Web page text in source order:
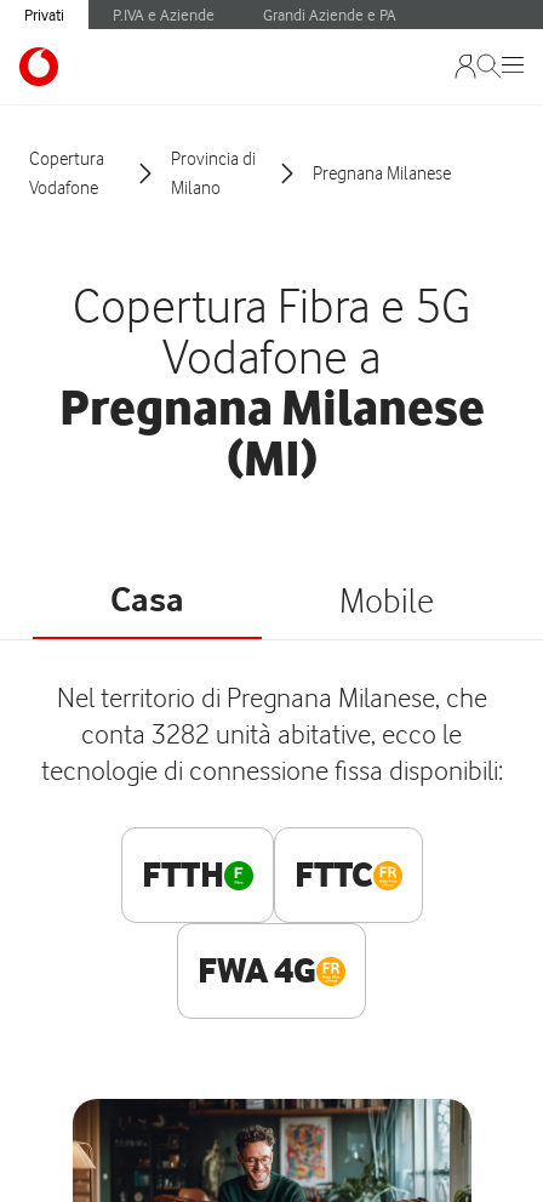
Privati P.IVA e Aziende Grandi Aziende e PA
Copertura
Vodafone
Provincia di
Milano
Pregnana Milanese
Copertura Fibra e 5G
Vodafone a
Pregnana Milanese
(MI)
Casa Mobile
Nel territorio di Pregnana Milanese, che
conta 3282 unità abitative, ecco le
tecnologie di connessione fissa disponibili:
FTTH FTTC
FWA 4G